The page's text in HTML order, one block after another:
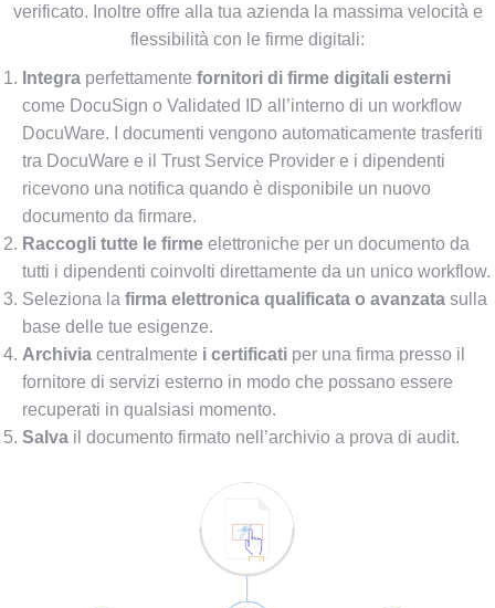
verificato. Inoltre offre alla tua azienda la massima velocità e
flessibilità con le firme digitali:
Integra perfettamente fornitori di firme digitali esterni
come DocuSign o Validated ID all’interno di un workflow
DocuWare. I documenti vengono automaticamente trasferiti
tra DocuWare e il Trust Service Provider e i dipendenti
ricevono una notifica quando è disponibile un nuovo
documento da firmare.
Raccogli tutte le firme elettroniche per un documento da
tutti i dipendenti coinvolti direttamente da un unico workflow.
Seleziona la firma elettronica qualificata o avanzata sulla
base delle tue esigenze.
Archivia centralmente i certificati per una firma presso il
fornitore di servizi esterno in modo che possano essere
recuperati in qualsiasi momento.
Salva il documento firmato nell’archivio a prova di audit.